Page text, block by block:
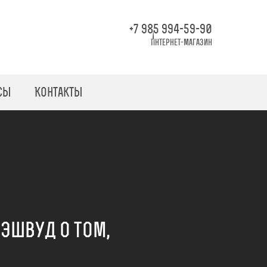
+7 985 994-59-90
Интернет-магазин
Контакты
о том,